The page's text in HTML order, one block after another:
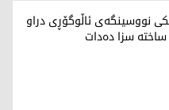
نووسینگەی ئاڵوگۆڕی دراو
ساختە سزا دەدات